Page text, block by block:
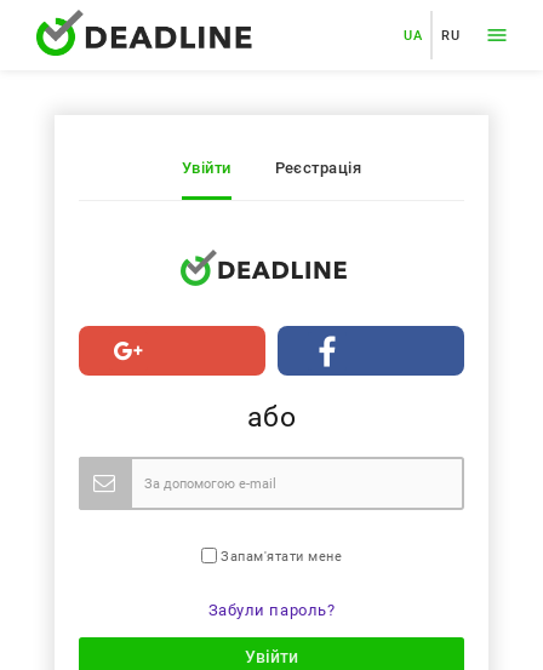
UA RU
Увійти Реєстрація
або
Запам'ятати мене
Забули пароль?
Увійти